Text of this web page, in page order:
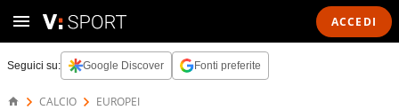
ACCEDI
Seguici su: Google Discover Fonti preferite
CALCIO EUROPEI